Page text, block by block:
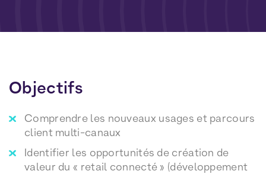
Objectifs
Comprendre les nouveaux usages et parcours
client multi-canaux
Identifier les opportunités de création de
valeur du « retail connecté » (développement